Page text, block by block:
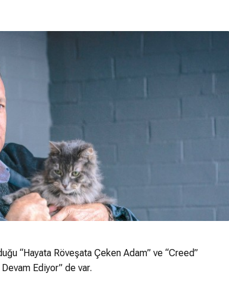
“Hayata Röveşata Çeken Adam” ve “Creed”
Ediyor” de var.